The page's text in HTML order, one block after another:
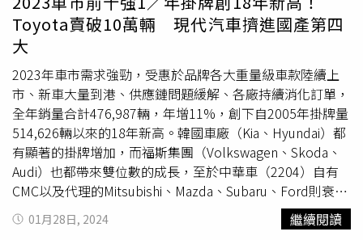
自The T-SUV家庭的亮眼表現，超過66%整體銷售量為休旅
車。2024年隨著全新T-Cross 推出而揭開序幕，今年也將透
過ID.4和ID.5的Pro及GTX車型，邁向純電時代。而能見度漸
增的Škoda也成功於2023年突破萬台大關，掛牌數達
10,001台。在過去一年中，Kodiaq已連續5年在七人座SUV
級距中霸榜冠軍、Octavia Combi同樣獲進口旅行車銷售冠
軍，而Kamiq在生活休旅級別中脫穎而出，成為該級距的銷
售冠軍。展望2024年，Škoda Taiwan計畫引進多達6款新
車、跨足5個級距、超過8種車型，未來將於全台展示中心規
劃設置10座以上360kw 高速充電的充電樁。福斯商旅在
2023 年創造年增19%的銷售表現，並維持進口露營車市占
率的第一名。放眼2024年，福斯商旅將推出多款產品，首
Toyota賣破10萬輛 現代汽車擠進國產第四
大
2023年車市需求強勁，受惠於品牌各大重量級車款陸續上
市、新車大量到港、供應鏈問題緩解、各廠持續消化訂單，
全年銷量合計476,987輛，年增11%，創下自2005年掛牌量
514,626輛以來的18年新高。韓國車廠（Kia、Hyundai）都
有顯著的掛牌增加，而福斯集團（Volkswagen、Skoda、
Audi）也都帶來雙位數的成長，至於中華車（2204）自有
CMC以及代理的Mitsubishi、Mazda、Subaru、Ford則衰
退。在品牌年度排行中，Toyota以129,111輛的銷量坐穩冠
軍寶座，是榜上唯一一個破10萬掛牌數的品牌，年增
01月28日, 2024 繼續閱讀